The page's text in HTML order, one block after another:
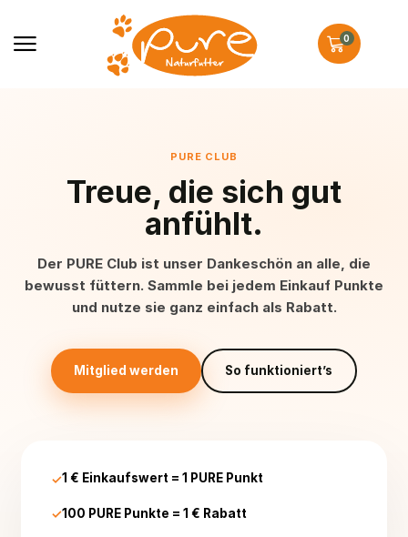
0
PURE CLUB
Treue, die sich gut
anfühlt.
Der PURE Club ist unser Dankeschön an alle, die
bewusst füttern. Sammle bei jedem Einkauf Punkte
und nutze sie ganz einfach als Rabatt.
Mitglied werden So funktioniert’s
1 € Einkaufswert = 1 PURE Punkt
100 PURE Punkte = 1 € Rabatt